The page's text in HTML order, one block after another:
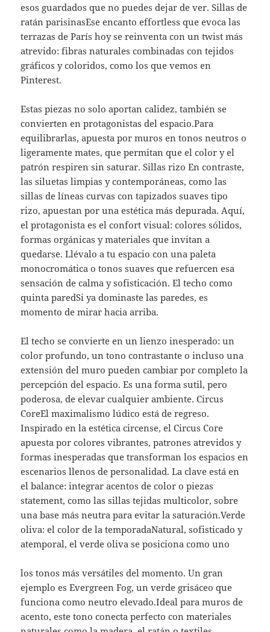
esos guardados que no puedes dejar de ver. Sillas de
ratán parisinasEse encanto effortless que evoca las
terrazas de París hoy se reinventa con un twist más
atrevido: fibras naturales combinadas con tejidos
gráficos y coloridos, como los que vemos en
Pinterest.
Estas piezas no solo aportan calidez, también se
convierten en protagonistas del espacio.Para
equilibrarlas, apuesta por muros en tonos neutros o
ligeramente mates, que permitan que el color y el
patrón respiren sin saturar. Sillas rizo En contraste,
las siluetas limpias y contemporáneas, como las
sillas de líneas curvas con tapizados suaves tipo
rizo, apuestan por una estética más depurada. Aquí,
el protagonista es el confort visual: colores sólidos,
formas orgánicas y materiales que invitan a
quedarse. Llévalo a tu espacio con una paleta
monocromática o tonos suaves que refuercen esa
sensación de calma y sofisticación. El techo como
quinta paredSi ya dominaste las paredes, es
momento de mirar hacia arriba.
El techo se convierte en un lienzo inesperado: un
color profundo, un tono contrastante o incluso una
extensión del muro pueden cambiar por completo la
percepción del espacio. Es una forma sutil, pero
poderosa, de elevar cualquier ambiente. Circus
CoreEl maximalismo lúdico está de regreso.
Inspirado en la estética circense, el Circus Core
apuesta por colores vibrantes, patrones atrevidos y
formas inesperadas que transforman los espacios en
escenarios llenos de personalidad. La clave está en
el balance: integrar acentos de color o piezas
statement, como las sillas tejidas multicolor, sobre
una base más neutra para evitar la saturación.Verde
oliva: el color de la temporadaNatural, sofisticado y
atemporal, el verde oliva se posiciona como uno
los tonos más versátiles del momento. Un gran
ejemplo es Evergreen Fog, un verde grisáceo que
funciona como neutro elevado.Ideal para muros de
acento, este tono conecta perfecto con materiales